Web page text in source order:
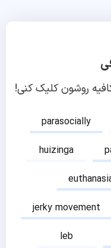
روشون کلیک کنی!
parasocially
huizinga
jerky movement
leb